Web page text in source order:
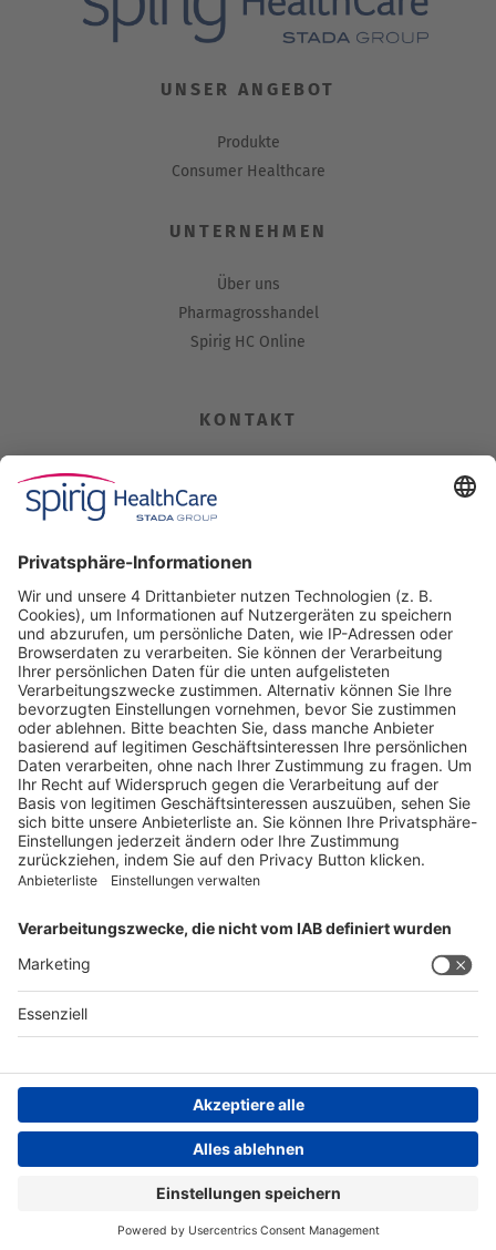
UNSER ANGEBOT
Produkte
Consumer Healthcare
UNTERNEHMEN
Über uns
Pharmagrosshandel
Spirig HC Online
KONTAKT
Industriestrasse 30
CH-4622 Egerkingen
Tel. +41 62 388 85 00
info@spirig-healthcare.ch
Pharmakovigilanz
Für Meldungen von unerwünschten Arzneimittelwirkungen zu
einem Medikament von Spirig HealthCare AG
Tel. +41 62 388 85 88
pharmacovigilance@spirig-healthcare.ch
FOLGEN SIE UNS
AGB
Datenschutzhinweis
Compliance